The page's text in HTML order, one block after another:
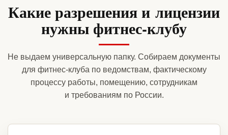
Какие разрешения и лицензии
нужны фитнес-клубу
Не выдаем универсальную папку. Собираем документы
для фитнес-клуба по ведомствам, фактическому
процессу работы, помещению, сотрудникам
и требованиям по России.